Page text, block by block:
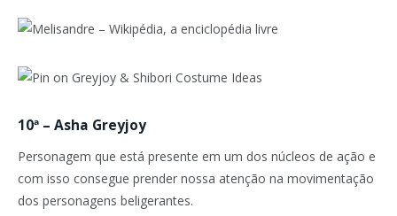
10ª – Asha Greyjoy
Personagem que está presente em um dos núcleos de ação e
com isso consegue prender nossa atenção na movimentação
dos personagens beligerantes.